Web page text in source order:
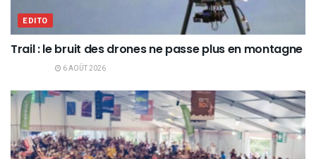
EDITO
Trail : le bruit des drones ne passe plus en montagne
6 AOÛT 2026